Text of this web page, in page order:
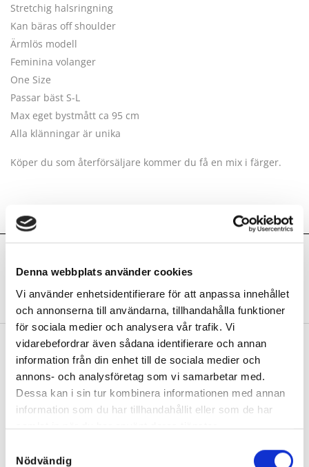
Denna webbplats använder cookies
Vi använder enhetsidentifierare för att anpassa innehållet
och annonserna till användarna, tillhandahålla funktioner
för sociala medier och analysera vår trafik. Vi
vidarebefordrar även sådana identifierare och annan
information från din enhet till de sociala medier och
annons- och analysföretag som vi samarbetar med.
Dessa kan i sin tur kombinera informationen med annan
information som du har tillhandahållit eller som de har
samlat in när du har använt deras tjänster.
Nödvändig
Stretchig halsringning
Kan bäras off shoulder
Ärmlös modell
Feminina volanger
One Size
Passar bäst S-L
Max eget bystmått ca 95 cm
Alla klänningar är unika
Köper du som återförsäljare kommer du få en mix i färger.
Ytterligare information
Recensioner (1)
RELATERADE PRODUKTER